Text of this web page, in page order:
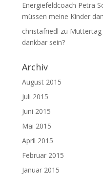
Energiefeldcoach Petra
müssen meine Kinder
christafriedl zu Muttertag
dankbar sein?
Archiv
August 2015
Juli 2015
Juni 2015
Mai 2015
April 2015
Februar 2015
Januar 2015